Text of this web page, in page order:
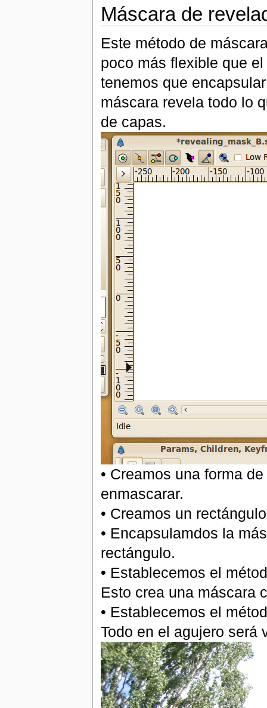
Máscara de
Este método de
poco más flexible que
tenemos que
máscara revela todo lo
de capas.
• Creamos una forma
enmascarar.
• Creamos un
• Encapsulamdos la
rectángulo.
• Establecemos el
Esto crea una máscara
• Establecemos el
Todo en el agujero será